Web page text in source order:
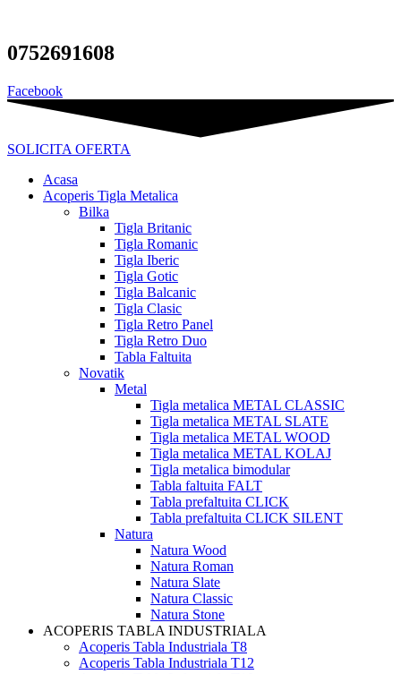
conținut
0752691608
Facebook
SOLICITA OFERTA
Acasa
Acoperis Tigla Metalica
Bilka
Tigla Britanic
Tigla Romanic
Tigla Iberic
Tigla Gotic
Tigla Balcanic
Tigla Clasic
Tigla Retro Panel
Tigla Retro Duo
Tabla Faltuita
Novatik
Metal
Tigla metalica METAL CLASSIC
Tigla metalica METAL SLATE
Tigla metalica METAL WOOD
Tigla metalica METAL KOLAJ
Tigla metalica bimodular
Tabla faltuita FALT
Tabla prefaltuita CLICK
Tabla prefaltuita CLICK SILENT
Natura
Natura Wood
Natura Roman
Natura Slate
Natura Classic
Natura Stone
ACOPERIS TABLA INDUSTRIALA
Acoperis Tabla Industriala T8
Acoperis Tabla Industriala T12